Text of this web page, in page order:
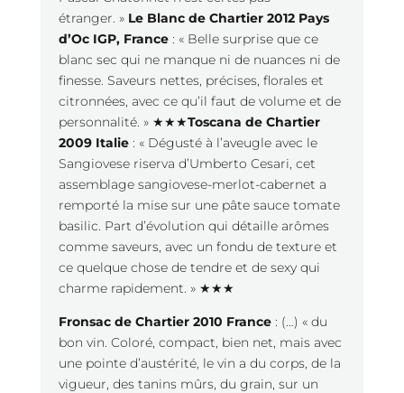
étranger. » Le Blanc de Chartier 2012 Pays
d’Oc IGP, France : « Belle surprise que ce
blanc sec qui ne manque ni de nuances ni de
finesse. Saveurs nettes, précises, florales et
citronnées, avec ce qu’il faut de volume et de
personnalité. » ★★★Toscana de Chartier
2009 Italie : « Dégusté à l’aveugle avec le
Sangiovese riserva d’Umberto Cesari, cet
assemblage sangiovese-merlot-cabernet a
remporté la mise sur une pâte sauce tomate
basilic. Part d’évolution qui détaille arômes
comme saveurs, avec un fondu de texture et
ce quelque chose de tendre et de sexy qui
charme rapidement. » ★★★
Fronsac de Chartier 2010 France : (…) « du
bon vin. Coloré, compact, bien net, mais avec
une pointe d’austérité, le vin a du corps, de la
vigueur, des tanins mûrs, du grain, sur un